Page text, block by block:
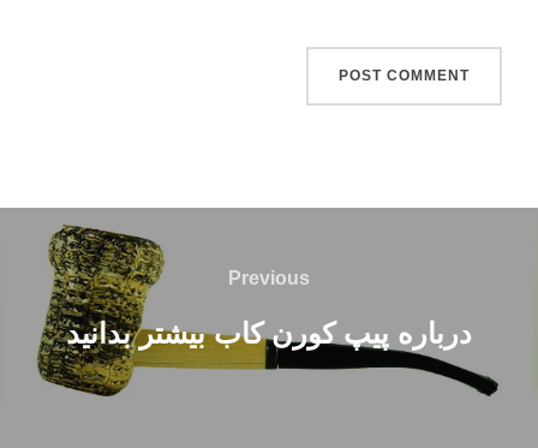
Previous
Previous
درباره پیپ کورن کاب بیشتر بدانید